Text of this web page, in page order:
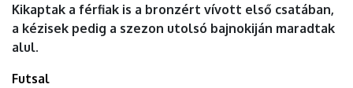
Kikaptak a férfiak is a bronzért vívott első csatában,
a kézisek pedig a szezon utolsó bajnokiján maradtak
alul.
Futsal